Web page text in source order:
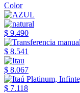
Color
$ 9.490
$ 8.541
$ 8.067
$ 7.118